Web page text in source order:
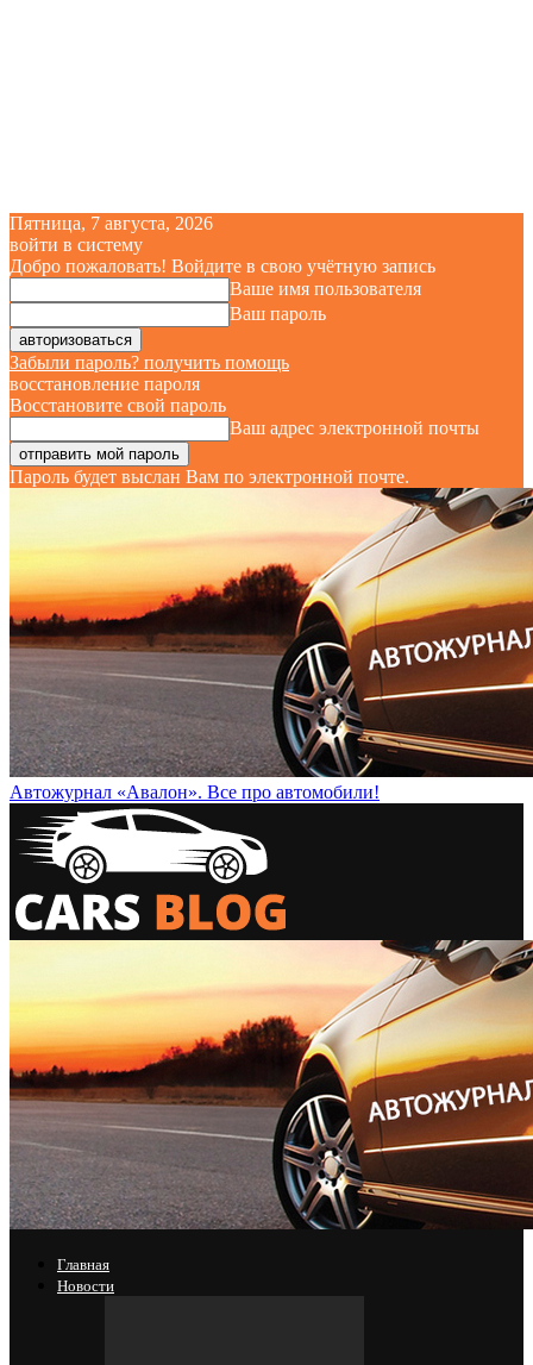
Пятница, 7 августа, 2026
войти в систему
Добро пожаловать! Войдите в свою учётную запись
Ваше имя пользователя
Ваш пароль
Забыли пароль? получить помощь
восстановление пароля
Восстановите свой пароль
Ваш адрес электронной почты
Пароль будет выслан Вам по электронной почте.
Автожурнал «Авалон». Все про автомобили!
Главная
Новости